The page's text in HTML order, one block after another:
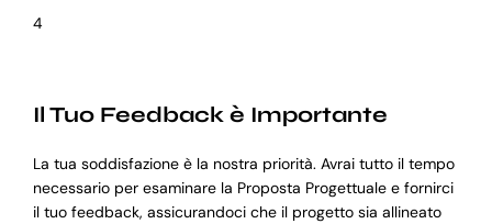
4
Il Tuo Feedback è Importante
La tua soddisfazione è la nostra priorità. Avrai tutto il tempo
necessario per esaminare la Proposta Progettuale e fornirci
il tuo feedback, assicurandoci che il progetto sia allineato